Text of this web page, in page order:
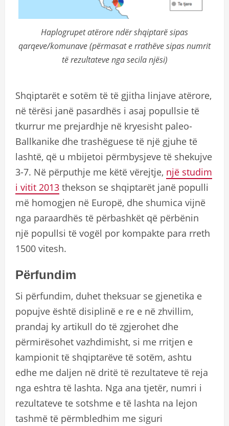
Haplogrupet atërore ndër shqiptarë sipas
qarqeve/komunave (përmasat e rrathëve sipas numrit
të rezultateve nga secila njësi)
Shqiptarët e sotëm të të gjitha linjave atërore,
në tërësi janë pasardhës i asaj popullsie të
tkurrur me prejardhje në kryesisht paleo-
Ballkanike dhe trashëguese të një gjuhe të
lashtë, që u mbijetoi përmbysjeve të shekujve
3-7. Në përputhje me këtë vërejtje, një studim
i vitit 2013 thekson se shqiptarët janë populli
më homogjen në Europë, dhe shumica vijnë
nga paraardhës të përbashkët që përbënin
një popullsi të vogël por kompakte para rreth
1500 vitesh.
Përfundim
Si përfundim, duhet theksuar se gjenetika e
popujve është disiplinë e re e në zhvillim,
prandaj ky artikull do të zgjerohet dhe
përmirësohet vazhdimisht, si me rritjen e
kampionit të shqiptarëve të sotëm, ashtu
edhe me daljen në dritë të rezultateve të reja
nga eshtra të lashta. Nga ana tjetër, numri i
rezultateve te sotshme e të lashta na lejon
tashmë të përmbledhim me siguri